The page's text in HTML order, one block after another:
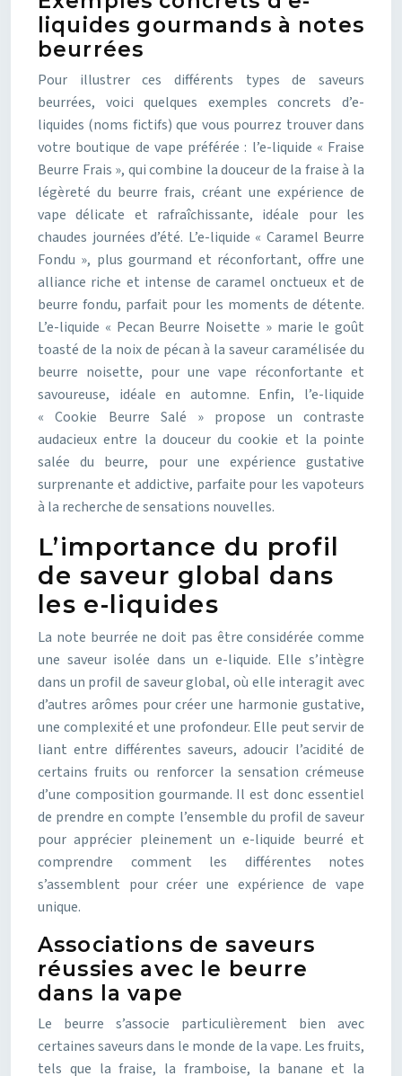
liquides gourmands à notes
beurrées
Pour illustrer ces différents types de saveurs
beurrées, voici quelques exemples concrets d’e-
liquides (noms fictifs) que vous pourrez trouver dans
votre boutique de vape préférée : l’e-liquide « Fraise
Beurre Frais », qui combine la douceur de la fraise à la
légèreté du beurre frais, créant une expérience de
vape délicate et rafraîchissante, idéale pour les
chaudes journées d’été. L’e-liquide « Caramel Beurre
Fondu », plus gourmand et réconfortant, offre une
alliance riche et intense de caramel onctueux et de
beurre fondu, parfait pour les moments de détente.
L’e-liquide « Pecan Beurre Noisette » marie le goût
toasté de la noix de pécan à la saveur caramélisée du
beurre noisette, pour une vape réconfortante et
savoureuse, idéale en automne. Enfin, l’e-liquide
« Cookie Beurre Salé » propose un contraste
audacieux entre la douceur du cookie et la pointe
salée du beurre, pour une expérience gustative
surprenante et addictive, parfaite pour les vapoteurs
à la recherche de sensations nouvelles.
L’importance du profil
de saveur global dans
les e-liquides
La note beurrée ne doit pas être considérée comme
une saveur isolée dans un e-liquide. Elle s’intègre
dans un profil de saveur global, où elle interagit avec
d’autres arômes pour créer une harmonie gustative,
une complexité et une profondeur. Elle peut servir de
liant entre différentes saveurs, adoucir l’acidité de
certains fruits ou renforcer la sensation crémeuse
d’une composition gourmande. Il est donc essentiel
de prendre en compte l’ensemble du profil de saveur
pour apprécier pleinement un e-liquide beurré et
comprendre comment les différentes notes
s’assemblent pour créer une expérience de vape
unique.
Associations de saveurs
réussies avec le beurre
dans la vape
Le beurre s’associe particulièrement bien avec
certaines saveurs dans le monde de la vape. Les fruits,
tels que la fraise, la framboise, la banane et la